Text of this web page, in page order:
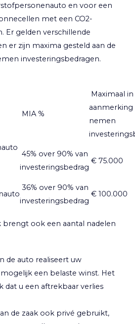
en voor een
met een CO2-
Er gelden verschillende
er zijn maxima gesteld aan de
investeringsbedragen.
MIA %
Maximaal in
aanmerking
nemen
45% over 90% van
investeringsbedrag
€ 75.000
36% over 90% van
investeringsbedrag
€ 100.000
brengt ook een aantal nadelen
de auto realiseert uw
een belaste winst. Het
dat u een aftrekbaar verlies
de zaak ook privé gebruikt,